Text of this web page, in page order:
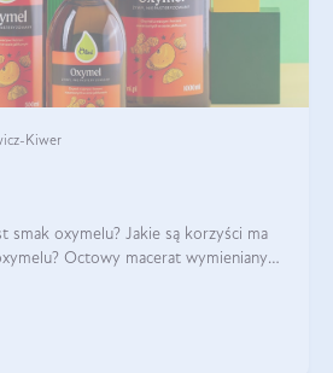
Kiwer
smak oxymelu? Jakie są korzyści ma
Octowy macerat wymieniany